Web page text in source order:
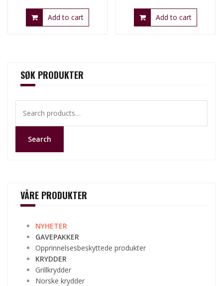
Add to cart Add to cart
SØK PRODUKTER
for:
Search
VÅRE PRODUKTER
NYHETER
GAVEPAKKER
Opprinnelsesbeskyttede produkter
KRYDDER
Grillkrydder
Norske krydder